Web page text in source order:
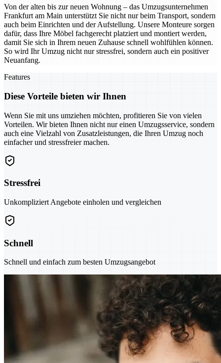
Von der alten bis zur neuen Wohnung – das Umzugsunternehmen
Frankfurt am Main unterstützt Sie nicht nur beim Transport, sondern
auch beim Einrichten und der Aufstellung. Unsere Monteure sorgen
dafür, dass Ihre Möbel fachgerecht platziert und montiert werden,
damit Sie sich in Ihrem neuen Zuhause schnell wohlfühlen können.
So wird Ihr Umzug nicht nur stressfrei, sondern auch ein positiver
Neuanfang.
Features
Diese Vorteile bieten wir Ihnen
Wenn Sie mit uns umziehen möchten, profitieren Sie von vielen
Vorteilen. Wir bieten Ihnen nicht nur einen Umzugsservice, sondern
auch eine Vielzahl von Zusatzleistungen, die Ihren Umzug noch
einfacher und stressfreier machen.
Stressfrei
Unkompliziert Angebote einholen und vergleichen
Schnell
Schnell und einfach zum besten Umzugsangebot